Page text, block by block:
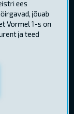
ees
jõuab
Vormel 1-s on
ja teed